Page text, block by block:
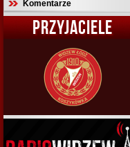
Komentarze
PRZYJACIELE